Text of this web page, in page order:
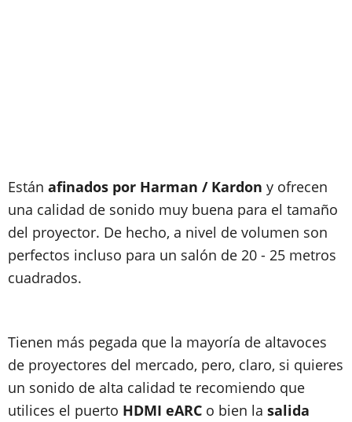
Están afinados por Harman / Kardon y ofrecen
una calidad de sonido muy buena para el tamaño
del proyector. De hecho, a nivel de volumen son
perfectos incluso para un salón de 20 - 25 metros
cuadrados.
Tienen más pegada que la mayoría de altavoces
de proyectores del mercado, pero, claro, si quieres
un sonido de alta calidad te recomiendo que
utilices el puerto HDMI eARC o bien la salida